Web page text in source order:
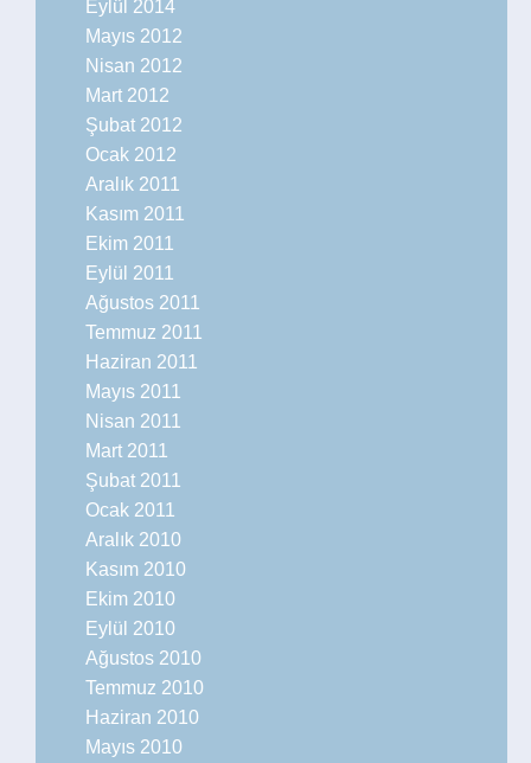
Eylül 2014
Mayıs 2012
Nisan 2012
Mart 2012
Şubat 2012
Ocak 2012
Aralık 2011
Kasım 2011
Ekim 2011
Eylül 2011
Ağustos 2011
Temmuz 2011
Haziran 2011
Mayıs 2011
Nisan 2011
Mart 2011
Şubat 2011
Ocak 2011
Aralık 2010
Kasım 2010
Ekim 2010
Eylül 2010
Ağustos 2010
Temmuz 2010
Haziran 2010
Mayıs 2010